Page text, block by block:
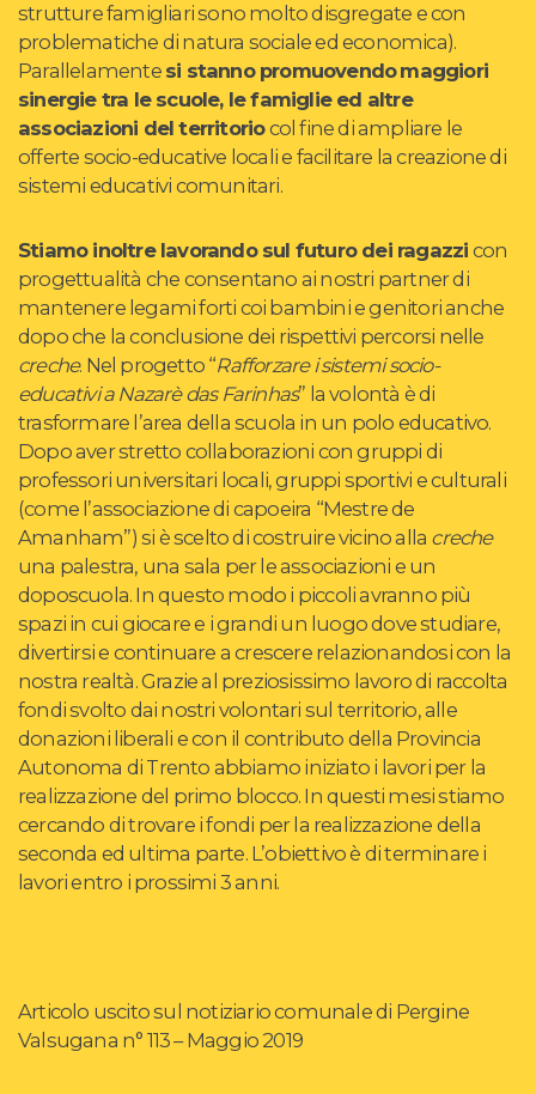
strutture famigliari sono molto disgregate e con
problematiche di natura sociale ed economica).
Parallelamente si stanno promuovendomaggiori
sinergie tra le scuole, le famiglie ed altre
associazioni del territoriocol fine di ampliare le
offerte socio-educative locali e facilitare la creazione di
sistemi educativi comunitari.
Stiamo inoltre lavorando sul futuro dei ragazzi con
progettualità che consentano ai nostri partner di
mantenere legami forti coi bambini e genitori anche
dopo che la conclusione dei rispettivi percorsi nelle
creche. Nel progetto “Rafforzare i sistemi socio-
educativi a Nazarè das Farinhas” la volontà è di
trasformare l’area della scuola in un polo educativo.
Dopo aver stretto collaborazioni con gruppi di
professori universitari locali, gruppi sportivi e culturali
(come l’associazione di capoeira “Mestre de
Amanham”) si è scelto di costruire vicino alla creche
una palestra, una sala per le associazioni e un
doposcuola. In questo modo i piccoli avranno più
spazi in cui giocare e i grandi un luogo dove studiare,
divertirsi e continuare a crescere relazionandosi con la
nostra realtà. Grazie al preziosissimo lavoro di raccolta
fondi svolto dai nostri volontari sul territorio, alle
donazioni liberali e con il contributo della Provincia
Autonoma di Trento abbiamo iniziato i lavori per la
realizzazione del primo blocco. In questi mesi stiamo
cercando di trovare i fondi per la realizzazione della
seconda ed ultima parte. L’obiettivo è di terminare i
lavori entro i prossimi 3 anni.
Articolo uscito sul notiziario comunale di Pergine
Valsugana n° 113 – Maggio 2019